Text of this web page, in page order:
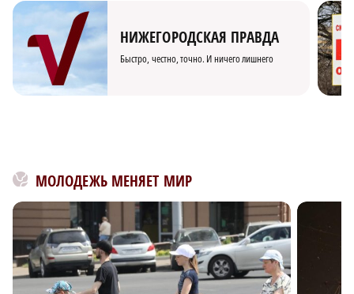
НИЖЕГОРОДСКАЯ ПРАВДА
Быстро, честно, точно. И ничего лишнего
МОЛОДЕЖЬ МЕНЯЕТ МИР